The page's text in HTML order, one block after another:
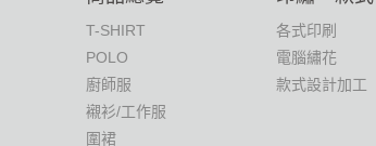
T-SHIRT
POLO
廚師服
襯衫/工作服
圍裙
各式印刷
電腦繡花
款式設計加工